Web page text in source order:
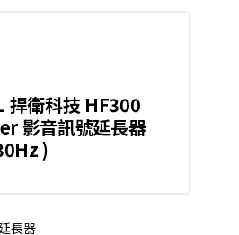
捍衛科技 HF300
影音訊號延長器
)